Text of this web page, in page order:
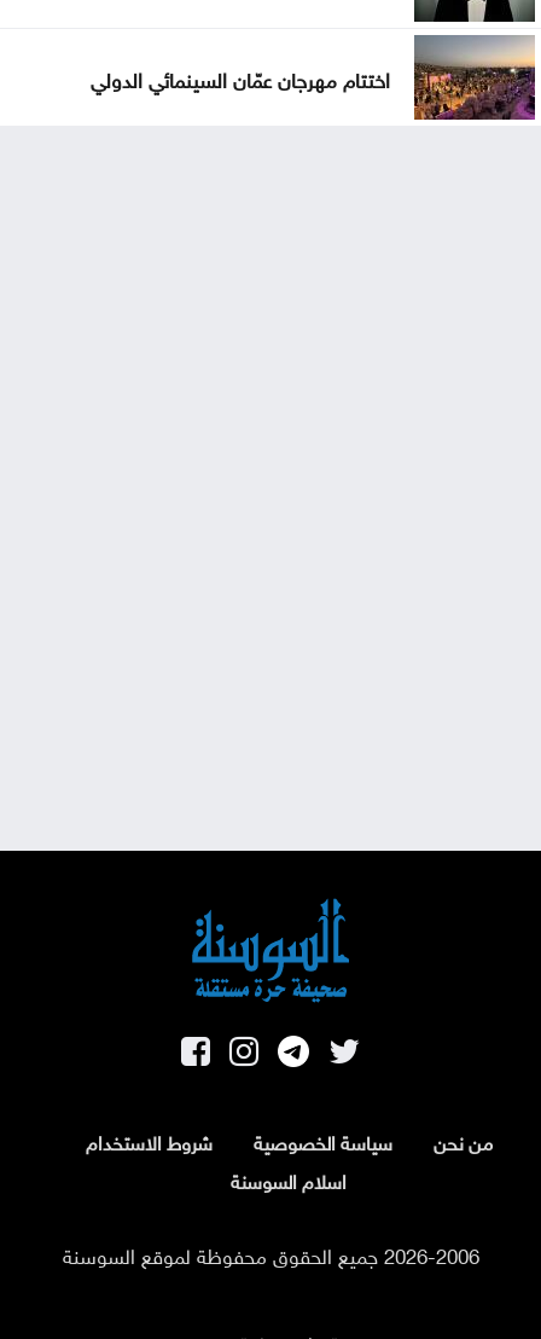
اختتام مهرجان عمّان السينمائي الدولي
من نحن سياسة الخصوصية
شروط الاستخدام
اسلام السوسنة
2026-2006 جميع الحقوق محفوظة لموقع السوسنة